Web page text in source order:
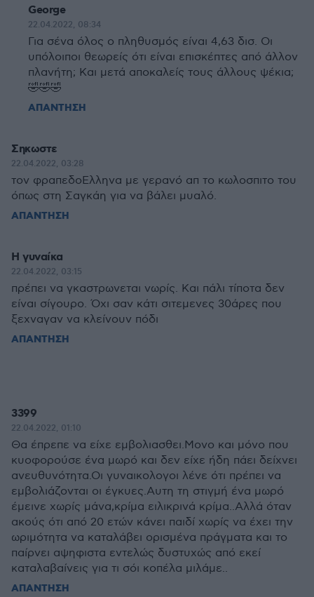
George
22.04.2022, 08:34
Για σένα όλος ο πληθυσμός είναι 4,63 δισ. Οι
υπόλοιποι θεωρείς ότι είναι επισκέπτες από άλλον
πλανήτη; Και μετά αποκαλείς τους άλλους ψέκια;
🤣🤣🤣
ΑΠΑΝΤΗΣΗ
Σηκωστε
22.04.2022, 03:28
τον φραπεδοΕλληνα με γερανό απ το κωλοσπιτο του
όπως στη Σαγκάη για να βάλει μυαλό.
ΑΠΑΝΤΗΣΗ
Η γυναίκα
22.04.2022, 03:15
πρέπει να γκαστρωνεται νωρίς. Και πάλι τίποτα δεν
είναι σίγουρο. Όχι σαν κάτι σιτεμενες 30άρες που
ξεχναγαν να κλείνουν πόδι
ΑΠΑΝΤΗΣΗ
3399
22.04.2022, 01:10
Θα έπρεπε να είχε εμβολιασθει.Μονο και μόνο που
κυοφορούσε ένα μωρό και δεν είχε ήδη πάει δείχνει
ανευθυνότητα.Οι γυναικολογοι λένε ότι πρέπει να
εμβολιάζονται οι έγκυες.Αυτη τη στιγμή ένα μωρό
έμεινε χωρίς μάνα,κρίμα ειλικρινά κρίμα..Αλλά όταν
ακούς ότι από 20 ετών κάνει παιδί χωρίς να έχει την
ωριμότητα να καταλάβει ορισμένα πράγματα και το
παίρνει αψηφιστα εντελώς δυστυχώς από εκεί
καταλαβαίνεις για τι σόι κοπέλα μιλάμε..
ΑΠΑΝΤΗΣΗ